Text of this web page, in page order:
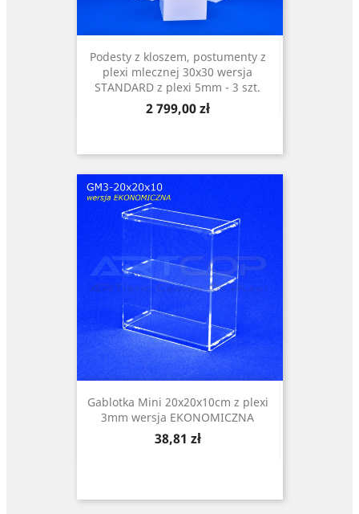
Podesty z kloszem, postumenty z
plexi mlecznej 30x30 wersja
STANDARD z plexi 5mm - 3 szt.
Cena
2 799,00 zł
Gablotka Mini 20x20x10cm z plexi
3mm wersja EKONOMICZNA
Cena
38,81 zł